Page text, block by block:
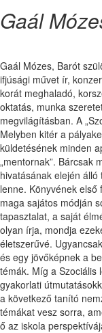
Gaál
Gaál Mózes, Barót
ifjúsági művet ír,
korát meghaladó,
oktatás, munka
megvilágításban. A
Melyben kitér a
küldetésének minden
„mentornak”. Bárcsak
hivatásának elején
lenne. Könyvének
maga sajátos módján
tapasztalat, a saját
olyan írja, mondja
életszerűvé.
és egy jövőképnek a
témák. Míg a Szociális
gyakorlati
a következő tanító
témákat vesz sorra,
ő az iskola